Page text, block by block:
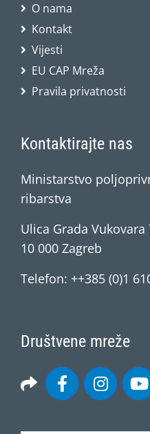
O nama
Kontakt
Vijesti
EU CAP Mreža
Pravila privatnosti
Kontaktirajte nas
Ministarstvo
ribarstva
Ulica Grada Vukovara
10 000 Zagreb
Telefon: ++385 (0)1
Društvene mreže